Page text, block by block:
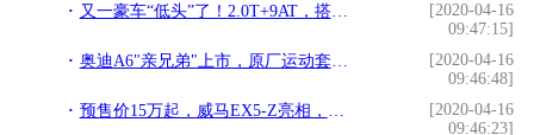
又一豪车“低头”了！2.0T+9AT，搭适时四驱，霸气远胜奔驰GLC
[2020-04-16
09:47:15]
奥迪A6"亲兄弟"上市，原厂运动套件，武士造型，配2.0T仅30万
[2020-04-16
09:46:48]
预售价15万起，威马EX5-Z亮相，预计5月正式发布
[2020-04-16
09:46:23]